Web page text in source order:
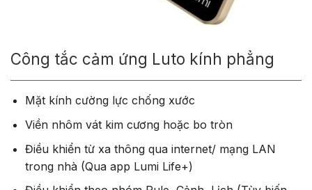
Công tắc cảm ứng Luto kính phẳng
Mặt kính cường lực chống xước
Viền nhôm vát kim cương hoặc bo tròn
Điều khiển từ xa thông qua internet/ mạng LAN
trong nhà (Qua app Lumi Life+)